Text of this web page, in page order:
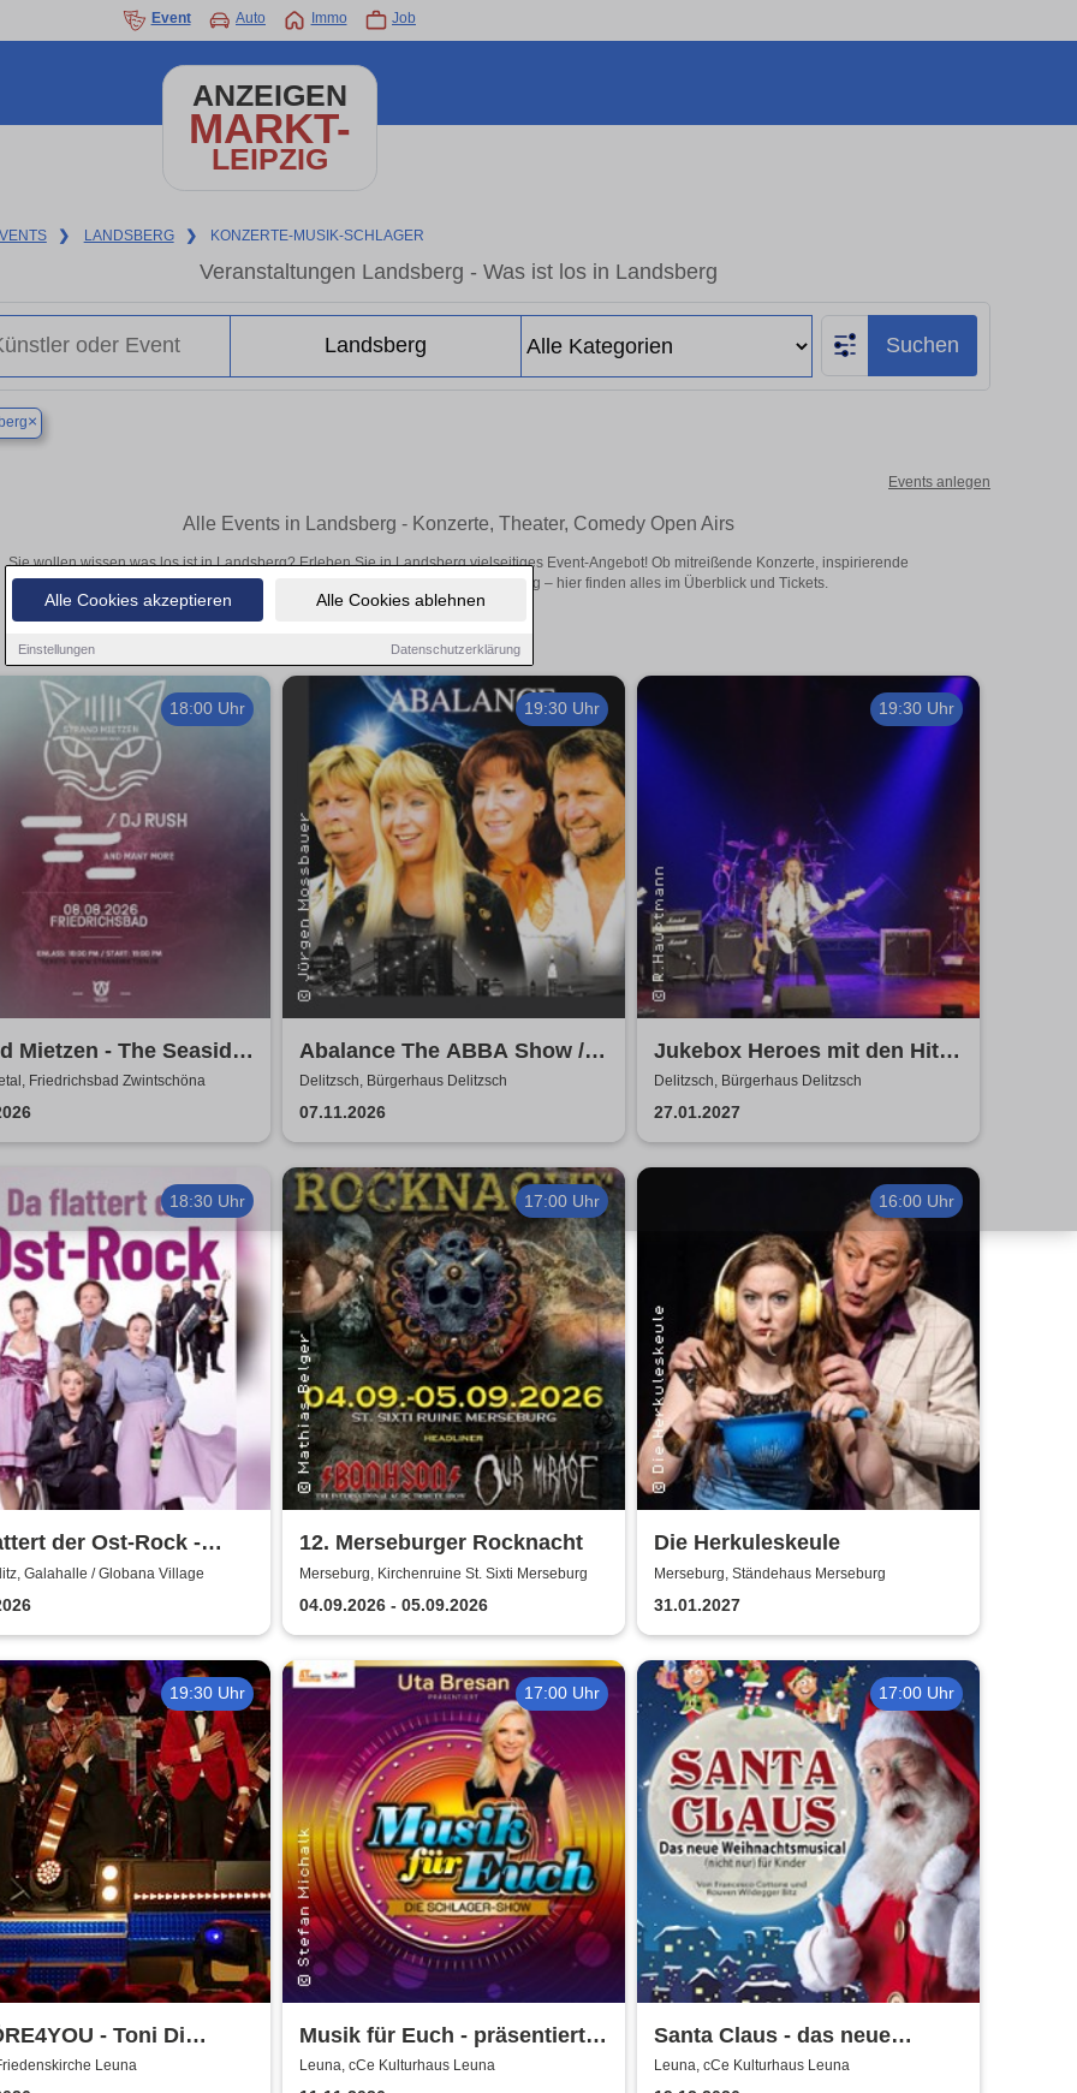
Alle Cookies akzeptieren Alle Cookies ablehnen
Einstellungen Datenschutzerklärung
Event Auto Immo Job
ANZEIGEN
MARKT-
LEIPZIG
❯ LANDSBERG ❯ KONZERTE-MUSIK-SCHLAGER
Veranstaltungen Landsberg - Was ist los in Landsberg
Suchen
×
Events anlegen
Alle Events in Landsberg - Konzerte, Theater, Comedy Open Airs
Sie wollen wissen was los ist in Landsberg? Erleben Sie in Landsberg vielseitiges Event-Angebot! Ob mitreißende Konzerte, inspirierende
Theateraufführungen oder aufregende Veranstaltungen in Landsberg – hier finden alles im Überblick und Tickets.
18:00 Uhr
Mietzen - The Seaside
Friedrichsbad Zwintschöna
19:30 Uhr
Abalance The ABBA Show /
Revival Show - a tribute to
ABBA
Delitzsch, Bürgerhaus Delitzsch
07.11.2026
19:30 Uhr
Jukebox Heroes mit den Hits
von Sweet, Slade u.v.a. - 2027
Delitzsch, Bürgerhaus Delitzsch
27.01.2027
18:30 Uhr
der Ost-Rock -
A. Geißler, R.
Galahalle / Globana Village
17:00 Uhr
12. Merseburger Rocknacht
Merseburg, Kirchenruine St. Sixti Merseburg
04.09.2026 - 05.09.2026
16:00 Uhr
Die Herkuleskeule
Merseburg, Ständehaus Merseburg
31.01.2027
19:30 Uhr
- Toni Di
& Pietro Pato
Leuna
17:00 Uhr
Musik für Euch - präsentiert
von Uta Bresan
Leuna, cCe Kulturhaus Leuna
17:00 Uhr
Santa Claus - das neue
Weihnachtsmusical (nicht
Leuna, cCe Kulturhaus Leuna